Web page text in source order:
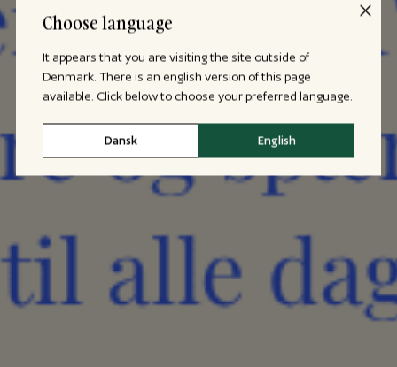
Choose language
It appears that you are visiting the site outside of
Denmark. There is an english version of this page
available. Click below to choose your preferred language.
Dansk English